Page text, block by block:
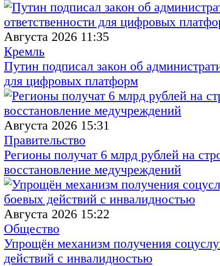
Августа 2026 11:35
Кремль
Путин подписал закон об
для цифровых платформ
Августа 2026 15:31
Правительство
Регионы получат 6 млрд рублей на
восстановление медучреждений
Августа 2026 15:22
Общество
Упрощён механизм получения
действий с инвалидностью